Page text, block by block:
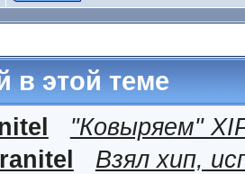
в этой теме
"Ковыряем"
Взял хип,